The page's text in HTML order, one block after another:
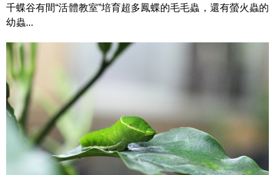
千蝶谷有間“活體教室”培育超多鳳蝶的毛毛蟲，還有螢火蟲的
幼蟲...